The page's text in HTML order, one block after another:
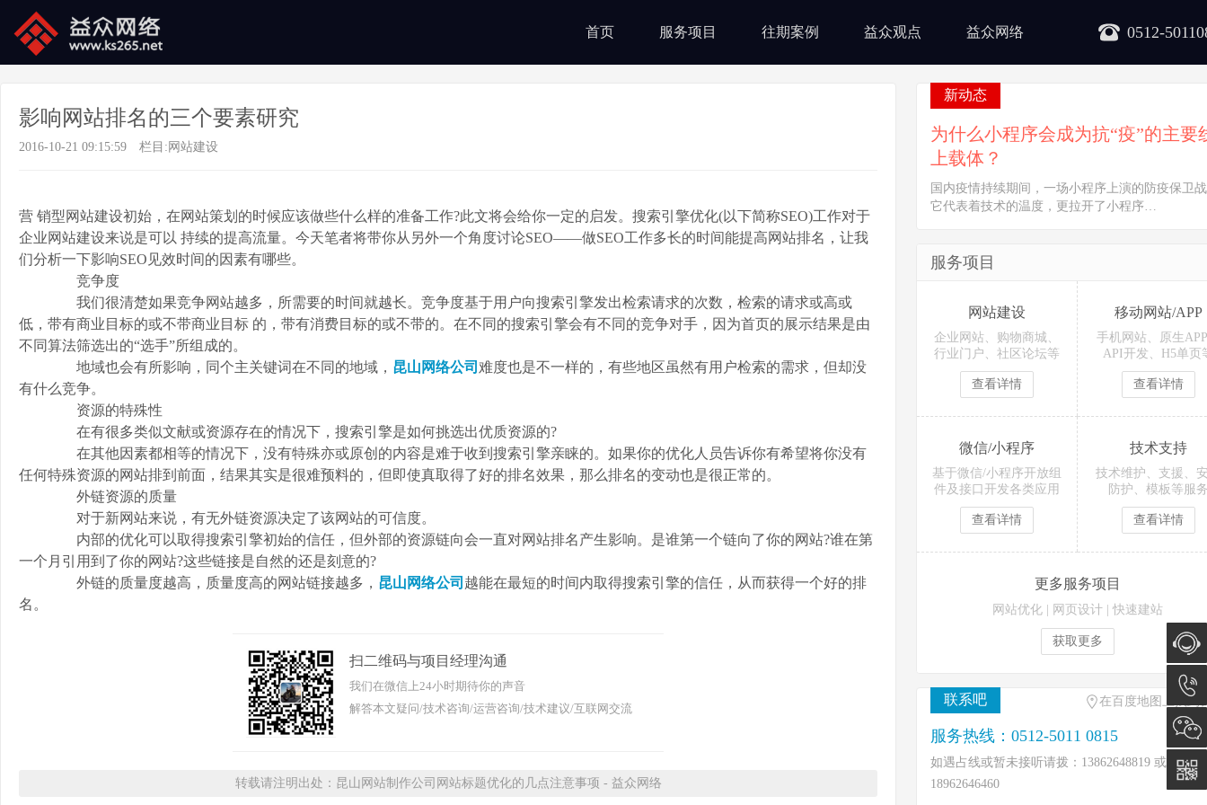
0512-
首页 服务项目 往期案例 益众观点 益众网络
影响网站排名的三个要素研究
2016-10-21 09:15:59 栏目: 网站建设
营 销型网站建设初始，在网站策划的时候应该做些什么样的准备工作?此文将会给你一定的启发。搜索引擎优化(以下简称SEO)工作对于
企业网站建设来说是可以 持续的提高流量。今天笔者将带你从另外一个角度讨论SEO——做SEO工作多长的时间能提高网站排名，让我
们分析一下影响SEO见效时间的因素有哪些。
竞争度
我们很清楚如果竞争网站越多，所需要的时间就越长。竞争度基于用户向搜索引擎发出检索请求的次数，检索的请求或高或
低，带有商业目标的或不带商业目标 的，带有消费目标的或不带的。在不同的搜索引擎会有不同的竞争对手，因为首页的展示结果是由
不同算法筛选出的“选手”所组成的。
地域也会有所影响，同个主关键词在不同的地域， 昆山网络公司 难度也是不一样的，有些地区虽然有用户检索的需求，但却没
有什么竞争。
资源的特殊性
在有很多类似文献或资源存在的情况下，搜索引擎是如何挑选出优质资源的?
在其他因素都相等的情况下，没有特殊亦或原创的内容是难于收到搜索引擎亲睐的。如果你的优化人员告诉你有希望将你没有
任何特殊资源的网站排到前面，结果其实是很难预料的，但即使真取得了好的排名效果，那么排名的变动也是很正常的。
外链资源的质量
对于新网站来说，有无外链资源决定了该网站的可信度。
内部的优化可以取得搜索引擎初始的信任，但外部的资源链向会一直对网站排名产生影响。是谁第一个链向了你的网站?谁在第
一个月引用到了你的网站?这些链接是自然的还是刻意的?
外链的质量度越高，质量度高的网站链接越多， 昆山网络公司 越能在最短的时间内取得搜索引擎的信任，从而获得一个好的排
名。
扫二维码与项目经理沟通
我们在微信上24小时期待你的声音
解答本文疑问/技术咨询/运营咨询/技术建议/互联网交流
转载请注明出处：昆山网站制作公司网站标题优化的几点注意事项 - 益众网络
新动态
为什么小程序会成为抗“疫”的主要
上载体？
国内疫情持续期间，一场小程序上演的防疫保卫
它代表着技术的温度，更拉开了小程序…
服务项目
网站建设
企业网站、购物商城、
行业门户、社区论坛等
查看详情
移动网站/APP
手机网站、原生
API开发、H5单页
查看详情
微信/小程序
基于微信/小程序开放组
件及接口开发各类应用
查看详情
技术支持
技术维护、支援、
防护、模板等服
查看详情
更多服务项目
网站优化 网页设计 快速建站
获取更多
联系吧 在百度地图上找到
服务热线：0512-5011 0815
如遇占线或暂未接听请拨：13862648819 或
18962646460
在线咨
询
0512-
5011